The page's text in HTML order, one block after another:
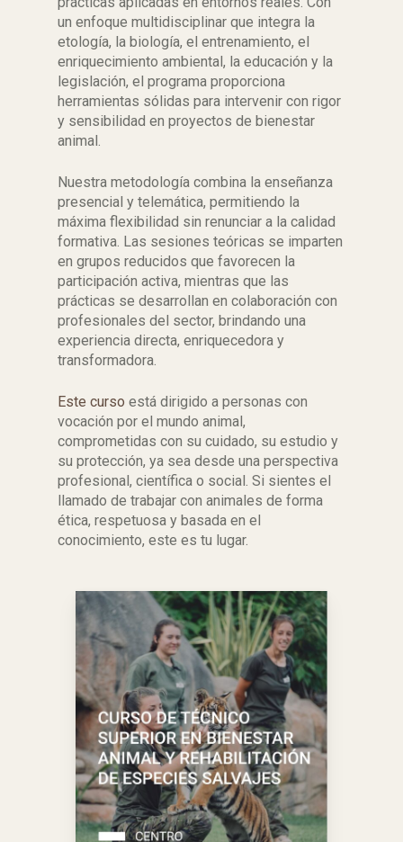
un enfoque multidisciplinar que integra la
etología, la biología, el entrenamiento, el
enriquecimiento ambiental, la educación y la
legislación, el programa proporciona
herramientas sólidas para intervenir con rigor
y sensibilidad en proyectos de bienestar
animal.
Nuestra metodología combina la enseñanza
presencial y telemática, permitiendo la
máxima flexibilidad sin renunciar a la calidad
formativa. Las sesiones teóricas se imparten
en grupos reducidos que favorecen la
participación activa, mientras que las
prácticas se desarrollan en colaboración con
profesionales del sector, brindando una
experiencia directa, enriquecedora y
transformadora.
Este curso está dirigido a personas con
vocación por el mundo animal,
comprometidas con su cuidado, su estudio y
su protección, ya sea desde una perspectiva
profesional, científica o social. Si sientes el
llamado de trabajar con animales de forma
ética, respetuosa y basada en el
conocimiento, este es tu lugar.